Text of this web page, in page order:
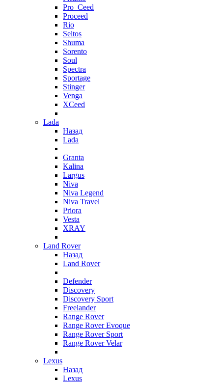
Pro_Ceed
Proceed
Rio
Seltos
Shuma
Sorento
Soul
Spectra
Sportage
Stinger
Venga
XCeed
Lada
Назад
Lada
Granta
Kalina
Largus
Niva
Niva Legend
Niva Travel
Priora
Vesta
XRAY
Land Rover
Назад
Land Rover
Defender
Discovery
Discovery Sport
Freelander
Range Rover
Range Rover Evoque
Range Rover Sport
Range Rover Velar
Lexus
Назад
Lexus